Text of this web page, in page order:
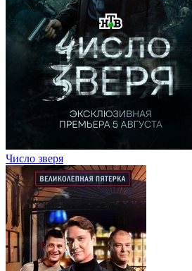
Число зверя